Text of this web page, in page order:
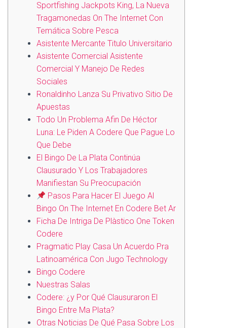
Sportfishing Jackpots King, La Nueva
Tragamonedas On The Internet Con
Temática Sobre Pesca
Asistente Mercante Titulo Universitario
Asistente Comercial Asistente
Comercial Y Manejo De Redes
Sociales
Ronaldinho Lanza Su Privativo Sitio De
Apuestas
Todo Un Problema Afin De Héctor
Luna: Le Piden A Codere Que Pague Lo
Que Debe
El Bingo De La Plata Continúa
Clausurado Y Los Trabajadores
Manifiestan Su Preocupación
Pasos Para Hacer El Juego Al
Bingo On The Internet En Codere Bet Ar
Ficha De Intriga De Plàstico One Token
Codere
Pragmatic Play Casa Un Acuerdo Pra
Latinoamérica Con Jugo Technology
Bingo Codere
Nuestras Salas
Codere: ¿y Por Qué Clausuraron El
Bingo Entre Ma Plata?
Otras Noticias De Qué Pasa Sobre Los